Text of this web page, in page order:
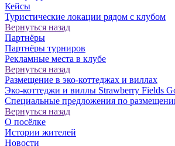
Кейсы
Туристические локации рядом с клубом
Вернуться назад
Партнёры
Партнёры турниров
Рекламные места в клубе
Вернуться назад
Размещение в эко-коттеджах и виллах
Эко-коттеджи и виллы Strawberry Fields
Специальные предложения по
Вернуться назад
О посёлке
Истории жителей
Новости